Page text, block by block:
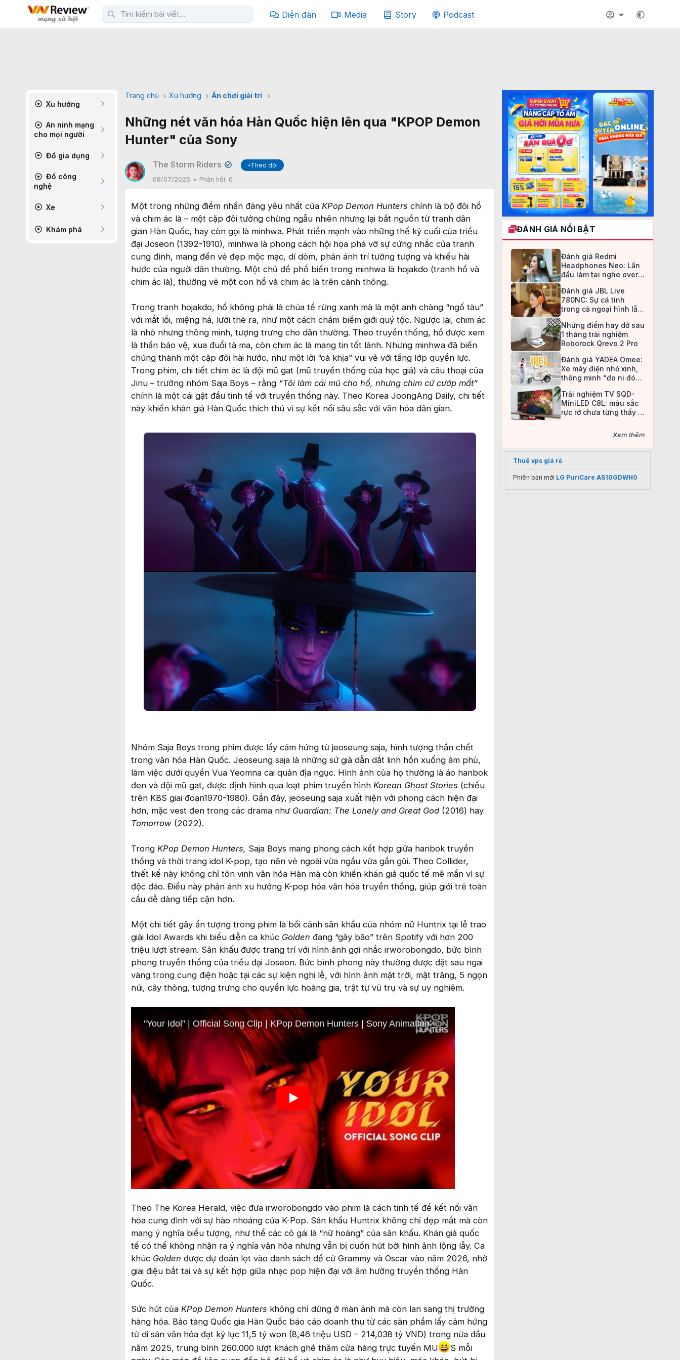
Diễn đàn Media Story Podcast
Xu hướng
An ninh mạng
cho mọi người
Đồ gia dụng
Đồ công
nghệ
Xe
Khám phá
Trang chủ Xu hướng Ăn chơi giải trí
Những nét văn hóa Hàn Quốc hiện lên qua "KPOP Demon
Hunter" của Sony
The Storm Riders ✔
+Theo dõi
08/07/2025
Phản hồi: 0
Một trong những điểm nhấn đáng yêu nhất của KPop Demon Hunters chính là bộ đôi hổ
và chim ác là – một cặp đôi tưởng chừng ngẫu nhiên nhưng lại bắt nguồn từ tranh dân
gian Hàn Quốc, hay còn gọi là minhwa. Phát triển mạnh vào những thế kỷ cuối của triều
đại Joseon (1392-1910), minhwa là phong cách hội họa phá vỡ sự cứng nhắc của tranh
cung đình, mang đến vẻ đẹp mộc mạc, dí dỏm, phản ánh trí tưởng tượng và khiếu hài
hước của người dân thường. Một chủ đề phổ biến trong minhwa là hojakdo (tranh hổ và
chim ác là), thường vẽ một con hổ và chim ác là trên cành thông.
Trong tranh hojakdo, hổ không phải là chúa tể rừng xanh mà là một anh chàng “ngố tàu”
với mắt lồi, miệng há, lưỡi thè ra, như một cách châm biếm giới quý tộc. Ngược lại, chim ác
là nhỏ nhưng thông minh, tượng trưng cho dân thường. Theo truyền thống, hổ được xem
là thần bảo vệ, xua đuổi tà ma, còn chim ác là mang tin tốt lành. Nhưng minhwa đã biến
chúng thành một cặp đôi hài hước, như một lời “cà khịa” vui vẻ với tầng lớp quyền lực.
Trong phim, chi tiết chim ác là đội mũ gat (mũ truyền thống của học giả) và câu thoại của
Jinu – trưởng nhóm Saja Boys – rằng “Tôi làm cái mũ cho hổ, nhưng chim cứ cướp mất”
chính là một cái gật đầu tinh tế với truyền thống này. Theo Korea JoongAng Daily, chi tiết
này khiến khán giả Hàn Quốc thích thú vì sự kết nối sâu sắc với văn hóa dân gian.
Nhóm Saja Boys trong phim được lấy cảm hứng từ jeoseung saja, hình tượng thần chết
trong văn hóa Hàn Quốc. Jeoseung saja là những sứ giả dẫn dắt linh hồn xuống âm phủ,
làm việc dưới quyền Vua Yeomna cai quản địa ngục. Hình ảnh của họ thường là áo hanbok
đen và đội mũ gat, được định hình qua loạt phim truyền hình Korean Ghost Stories (chiếu
trên KBS giai đoạn1970-1980). Gần đây, jeoseung saja xuất hiện với phong cách hiện đại
hơn, mặc vest đen trong các drama như Guardian: The Lonely and Great God (2016) hay
Tomorrow (2022).
Trong KPop Demon Hunters, Saja Boys mang phong cách kết hợp giữa hanbok truyền
thống và thời trang idol K-pop, tạo nên vẻ ngoài vừa ngầu vừa gần gũi. Theo Collider,
thiết kế này không chỉ tôn vinh văn hóa Hàn mà còn khiến khán giả quốc tế mê mẩn vì sự
độc đáo. Điều này phản ánh xu hướng K-pop hóa văn hóa truyền thống, giúp giới trẻ toàn
cầu dễ dàng tiếp cận hơn.
Một chi tiết gây ấn tượng trong phim là bối cảnh sân khấu của nhóm nữ Huntrix tại lễ trao
giải Idol Awards khi biểu diễn ca khúc Golden đang “gây bão” trên Spotify với hơn 200
triệu lượt stream. Sân khấu được trang trí với hình ảnh gợi nhắc irworobongdo, bức bình
phong truyền thống của triều đại Joseon. Bức bình phong này thường được đặt sau ngai
vàng trong cung điện hoặc tại các sự kiện nghi lễ, với hình ảnh mặt trời, mặt trăng, 5 ngọn
núi, cây thông, tượng trưng cho quyền lực hoàng gia, trật tự vũ trụ và sự uy nghiêm.
Theo The Korea Herald, việc đưa irworobongdo vào phim là cách tinh tế để kết nối văn
hóa cung đình với sự hào nhoáng của K-Pop. Sân khấu Huntrix không chỉ đẹp mắt mà còn
mang ý nghĩa biểu tượng, như thể các cô gái là “nữ hoàng” của sân khấu. Khán giả quốc
tế có thể không nhận ra ý nghĩa văn hóa nhưng vẫn bị cuốn hút bởi hình ảnh lộng lẫy. Ca
khúc Golden được dự đoán lọt vào danh sách đề cử Grammy và Oscar vào năm 2026, nhờ
giai điệu bắt tai và sự kết hợp giữa nhạc pop hiện đại với âm hưởng truyền thống Hàn
Quốc.
Sức hút của KPop Demon Hunters không chỉ dừng ở màn ảnh mà còn lan sang thị trường
hàng hóa. Bảo tàng Quốc gia Hàn Quốc báo cáo doanh thu từ các sản phẩm lấy cảm hứng
từ di sản văn hóa đạt kỷ lục 11,5 tỷ won (8,46 triệu USD – 214,038 tỷ VND) trong nửa đầu
năm 2025, trung bình 260.000 lượt khách ghé thăm cửa hàng trực tuyến MU
S mỗi
ĐÁNH GIÁ NỔI BẬT
Đánh giá Redmi
Headphones Neo: Lần
đầu làm tai nghe over-
an toàn
Đánh giá JBL Live
780NC: Sự cá tính
trong cả ngoại hình lẫn
Những điểm hay dở sau
1 tháng trải nghiệm
Roborock Qrevo 2 Pro
Đánh giá YADEA Omee:
Xe máy điện nhỏ xinh,
thông minh “đo ni đóng
Trải nghiệm TV SQD-
MiniLED C8L: màu sắc
rực rỡ chưa từng thấy ở
Xem thêm
Thuê vps giá rẻ
Phiên bản mới LG PuriCare AS10GDWH0